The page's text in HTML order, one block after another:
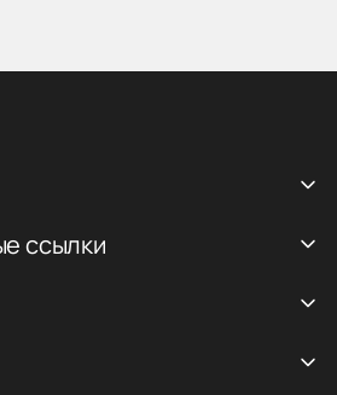
ссылки